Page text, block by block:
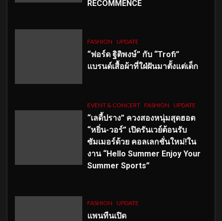
RECOMMENCÉ
FASHION UPDATE
“ฟอร์ด ฐิติพงษ์” กับ “Trofi”
แบรนด์เสื้อผ้าที่ใฝ่ฝันมาตั้งแต่เด็ก
EVENT & CONCERT FASHION UPDATE
“เลดี้ปราง” ควงสองหนุ่มสุดฮอต
“หยิ่น-วอร์” เปิดรันเวย์ต้อนรับ
ซัมเมอร์ด้วย คอลเลกชั่นใหม่!ใน
งาน “Hello Summer Enjoy Your
Summer Sports”
FASHION UPDATE
แพนทีนเปิด